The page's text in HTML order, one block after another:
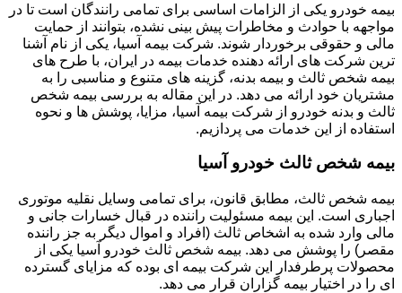
بیمه خودرو یکی از الزامات اساسی برای تمامی رانندگان است تا در
مواجهه با حوادث و مخاطرات پیش بینی نشده، بتوانند از حمایت
مالی و حقوقی برخوردار شوند. شرکت بیمه آسیا، یکی از نام آشنا
ترین شرکت های ارائه دهنده خدمات بیمه در ایران، با طرح های
بیمه شخص ثالث و بیمه بدنه، گزینه های متنوع و مناسبی را به
مشتریان خود ارائه می دهد. در این مقاله به بررسی بیمه شخص
ثالث و بدنه خودرو از شرکت بیمه آسیا، مزایا، پوشش ها و نحوه
استفاده از این خدمات می پردازیم.
بیمه شخص ثالث خودرو آسیا
بیمه شخص ثالث، مطابق قانون، برای تمامی وسایل نقلیه موتوری
اجباری است. این بیمه مسئولیت راننده در قبال خسارات جانی و
مالی وارد شده به اشخاص ثالث (افراد و اموال دیگر به جز راننده
مقصر) را پوشش می دهد. بیمه شخص ثالث خودرو آسیا یکی از
محصولات پرطرفدار این شرکت بیمه ای بوده که مزایای گسترده
ای را در اختیار بیمه گزاران قرار می دهد.